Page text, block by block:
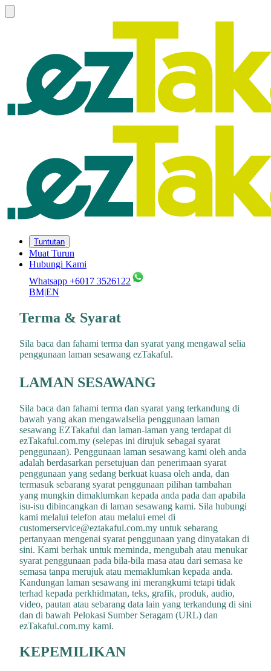
Tuntutan
Muat Turun
Hubungi Kami
Whatsapp +6017 3526122
BM|EN
Terma & Syarat
Sila baca dan fahami terma dan syarat yang mengawal selia
penggunaan laman sesawang ezTakaful.
LAMAN SESAWANG
Sila baca dan fahami terma dan syarat yang terkandung di
bawah yang akan mengawalselia penggunaan laman
sesawang EZTakaful dan laman-laman yang terdapat di
ezTakaful.com.my (selepas ini dirujuk sebagai syarat
penggunaan). Penggunaan laman sesawang kami oleh anda
adalah berdasarkan persetujuan dan penerimaan syarat
penggunaan yang sedang berkuat kuasa oleh anda, dan
termasuk sebarang syarat penggunaan pilihan tambahan
yang mungkin dimaklumkan kepada anda pada dan apabila
isu-isu dibincangkan di laman sesawang kami. Sila hubungi
kami melalui telefon atau melalui emel di
customerservice@eztakaful.com.my untuk sebarang
pertanyaan mengenai syarat penggunaan yang dinyatakan di
sini. Kami berhak untuk meminda, mengubah atau menukar
syarat penggunaan pada bila-bila masa atau dari semasa ke
semasa tanpa merujuk atau memaklumkan kepada anda.
Kandungan laman sesawang ini merangkumi tetapi tidak
terhad kepada perkhidmatan, teks, grafik, produk, audio,
video, pautan atau sebarang data lain yang terkandung di sini
dan di bawah Pelokasi Sumber Seragam (URL) dan
ezTakaful.com.my kami.
KEPEMILIKAN